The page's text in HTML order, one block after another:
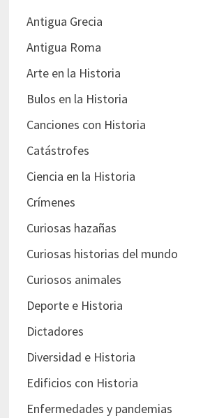
Antigua Grecia
Antigua Roma
Arte en la Historia
Bulos en la Historia
Canciones con Historia
Catástrofes
Ciencia en la Historia
Crímenes
Curiosas hazañas
Curiosas historias del mundo
Curiosos animales
Deporte e Historia
Dictadores
Diversidad e Historia
Edificios con Historia
Enfermedades y pandemias